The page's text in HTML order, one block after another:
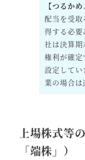
【つるか
配当を受取
得する必要
社は決算期
権利が確定
設定してい
業の場合は
上場株式等
「端株」）